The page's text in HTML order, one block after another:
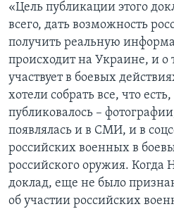
«Цель публикации этого
всего, дать возможность
получить реальную
происходит на Украине, и о
участвует в боевых
хотели собрать все, что
публиковалось –
появлялась и в СМИ, и в
российских военных в
российского оружия. Когда
доклад, еще не было
об участии российских